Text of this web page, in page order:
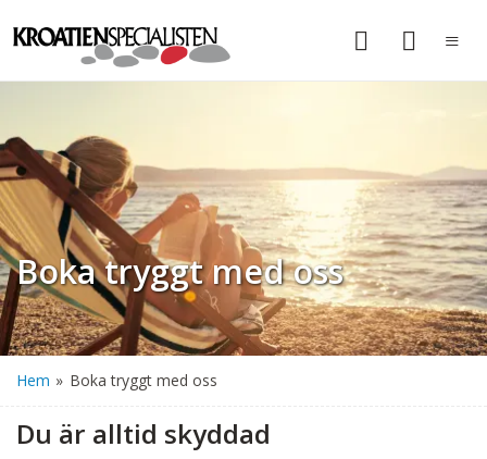
Boka tryggt med oss
Hem » Boka tryggt med oss
Du är alltid skyddad